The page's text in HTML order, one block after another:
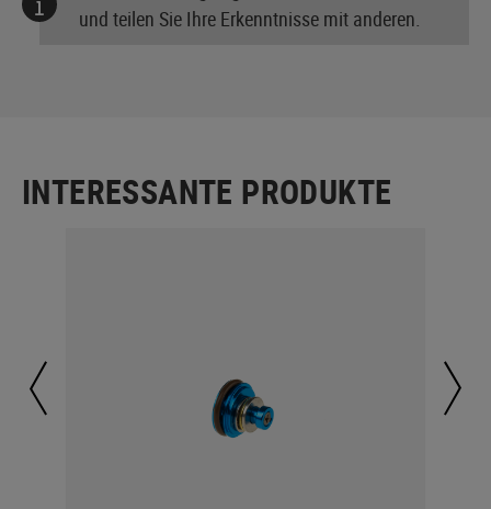
und teilen Sie Ihre Erkenntnisse mit anderen.
INTERESSANTE PRODUKTE